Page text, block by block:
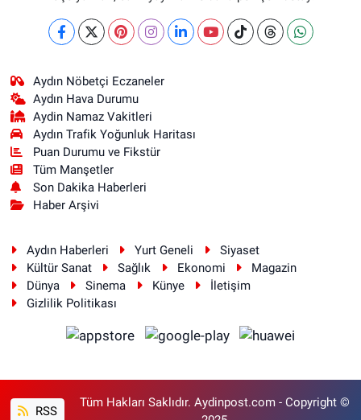
Aydın Nöbetçi Eczaneler
Aydın Hava Durumu
Aydin Namaz Vakitleri
Aydın Trafik Yoğunluk Haritası
Puan Durumu ve Fikstür
Tüm Manşetler
Son Dakika Haberleri
Haber Arşivi
Aydın Haberleri Yurt Geneli
Siyaset
Kültür Sanat
Sağlık Ekonomi
Magazin
Dünya
Sinema Künye
İletişim
Gizlilik Politikası
RSS
Tüm Hakları Saklıdır. Aydinpost.com - Copyright ©